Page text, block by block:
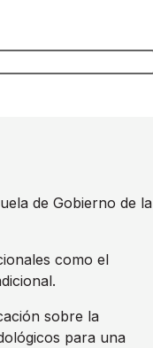
de Gobierno de la
como el
sobre la
para una